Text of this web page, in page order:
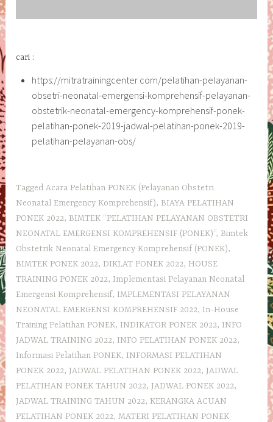
cari :
https://mitratrainingcenter com/pelatihan-pelayanan-
obsetri-neonatal-emergensi-komprehensif-pelayanan-
obstetrik-neonatal-emergency-komprehensif-ponek-
pelatihan-ponek-2019-jadwal-pelatihan-ponek-2019-
pelatihan-pelayanan-obs/
TaggedAcara Pelatihan PONEK (Pelayanan Obstetri
Neonatal Emergency Komprehensif), BIAYA PELATIHAN
PONEK 2022, BIMTEK “PELATIHAN PELAYANAN OBSTETRI
NEONATAL EMERGENSI KOMPREHENSIF (PONEK)”, Bimtek
Obstetrik Neonatal Emergency Komprehensif (PONEK),
BIMTEK PONEK 2022,DIKLAT PONEK 2022, HOUSE
TRAINING PONEK 2022, Implementasi Pelayanan Neonatal
Emergensi Komprehensif, IMPLEMENTASI PELAYANAN
NEONATAL EMERGENSI KOMPREHENSIF 2022, In-House
Training Pelatihan PONEK, INDIKATOR PONEK 2022, INFO
JADWAL TRAINING 2022, INFO PELATIHAN PONEK 2022,
Informasi Pelatihan PONEK, INFORMASI PELATIHAN
PONEK 2022, JADWAL PELATIHAN PONEK 2022, JADWAL
PELATIHAN PONEK TAHUN 2022, JADWAL PONEK 2022,
JADWAL TRAINING TAHUN 2022, KERANGKA ACUAN
PELATIHAN PONEK 2022,MATERI PELATIHAN PONEK